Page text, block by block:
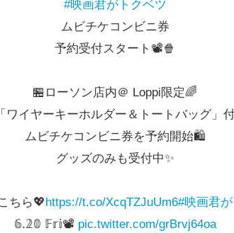
ムビチケコンビニ券
予約受付スタート📽️🍿
「ワイヤーキーホルダー＆トートバッグ」付
ムビチケコンビニ券を予約開始🛍️
グッズのみも受付中✨
𝟞.𝟚𝟘 𝔽𝕣𝕚📽️
pic.twitter.com/grBrvj64oa